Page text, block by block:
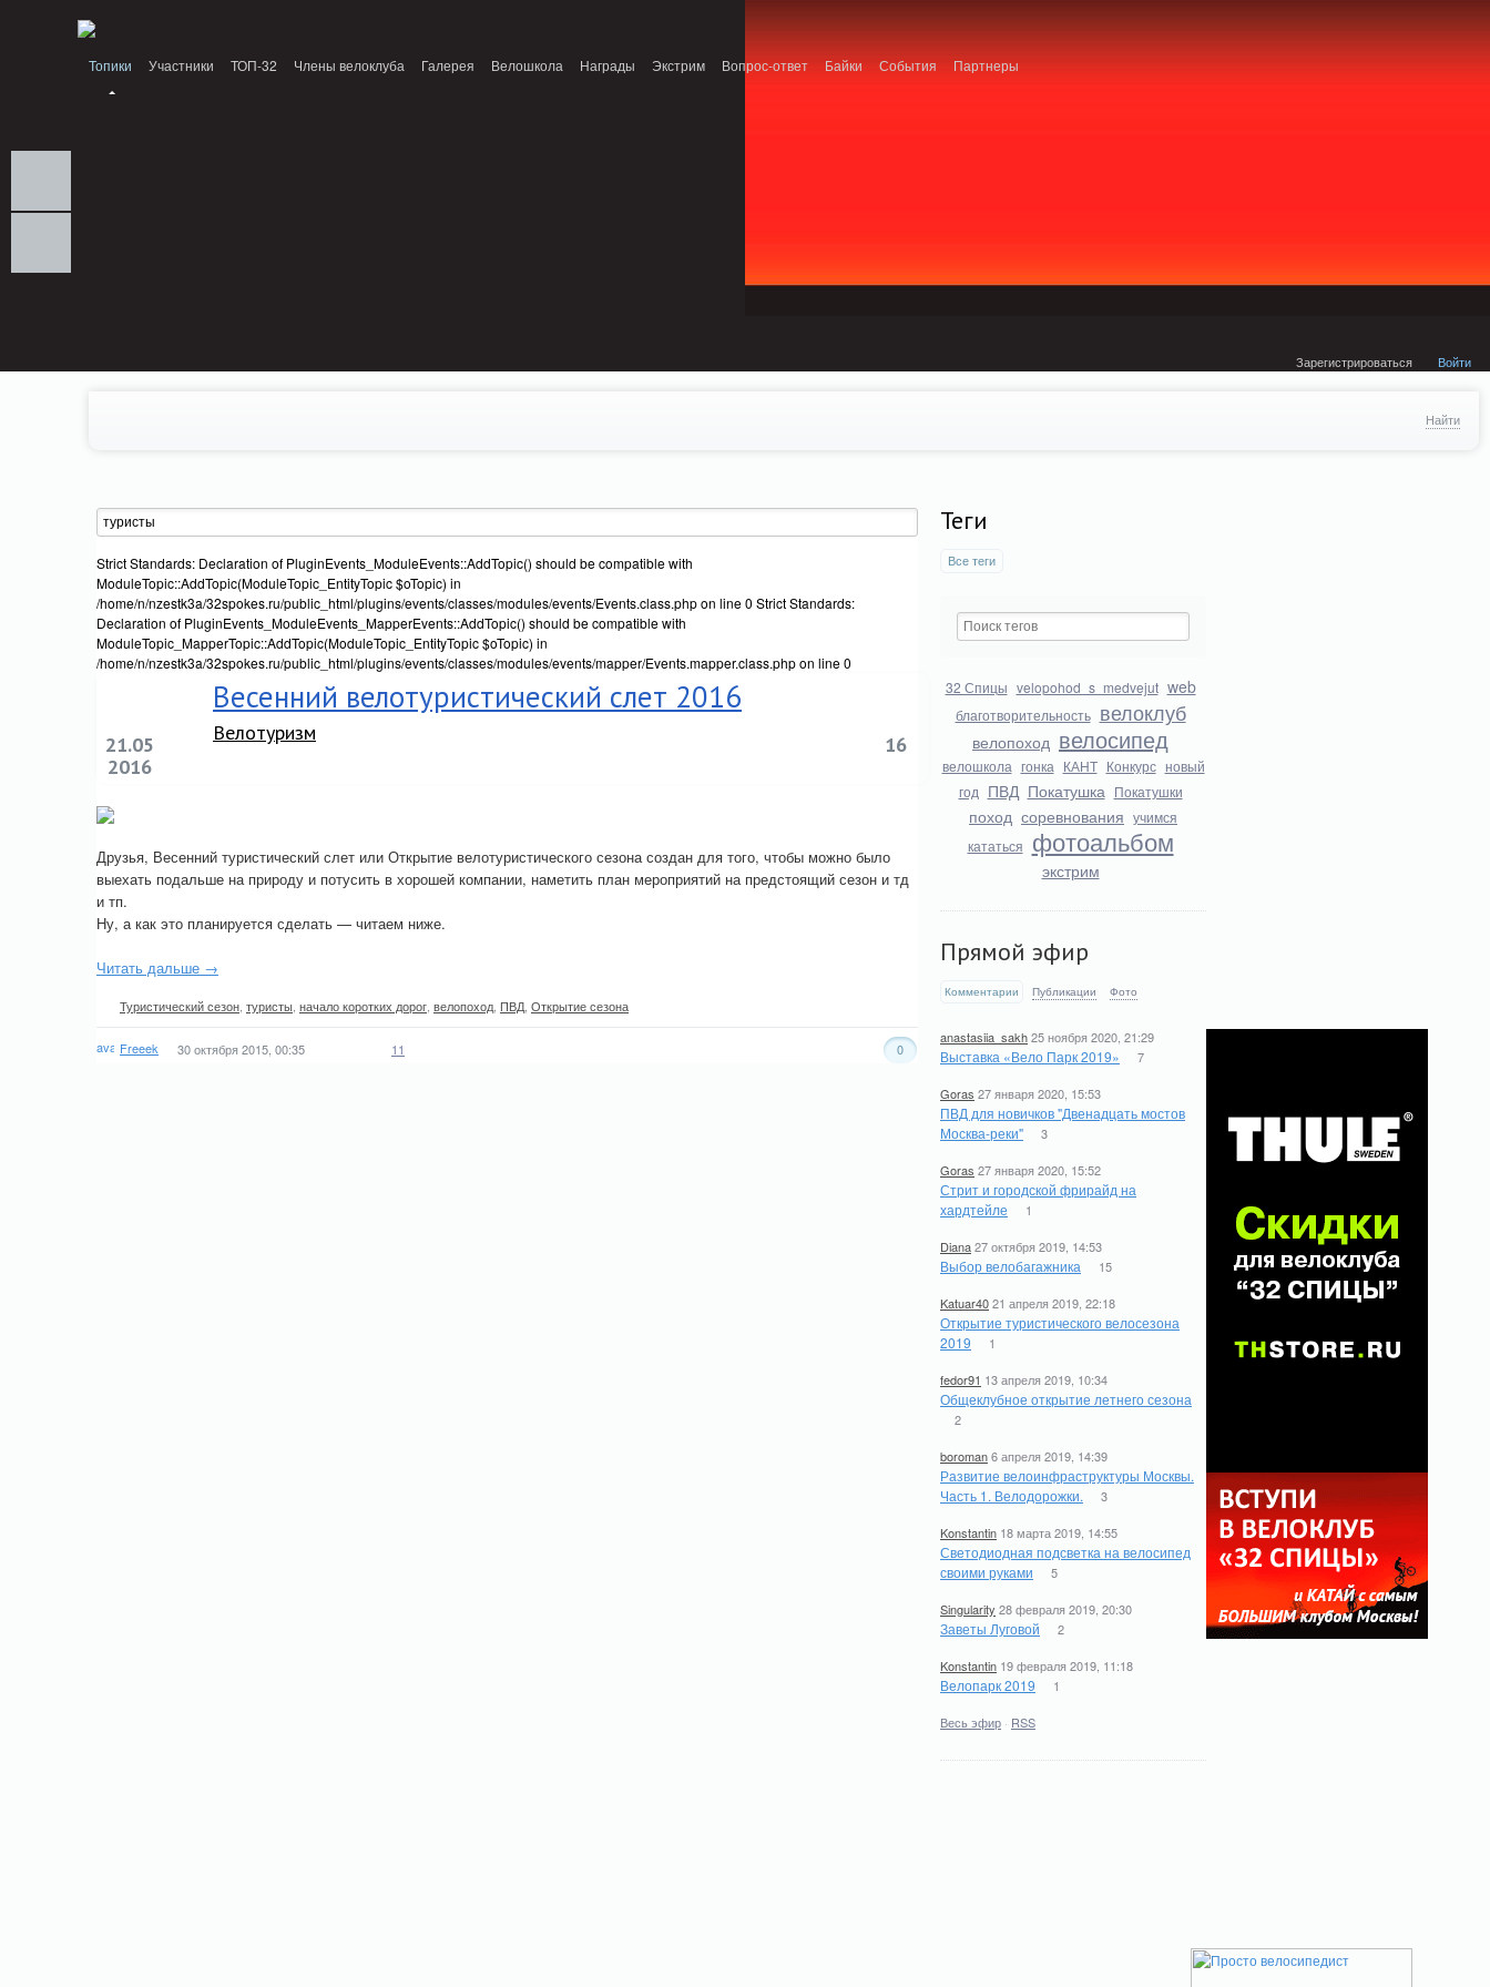
Топики Участники ТОП-32 Члены велоклуба Галерея Велошкола Награды Экстрим Вопрос-ответ Байки События Партнеры
Зарегистрироваться Войти
Найти
Теги
Все теги
32 Спицы velopohod_s_medvejut web
благотворительность велоклуб
велопоход велосипед
велошкола гонка КАНТ Конкурс новый
год ПВД Покатушка Покатушки
поход соревнования учимся
кататься фотоальбом
экстрим
Прямой эфир
Комментарии Публикации Фото
anastasiia_sakh25 ноября 2020, 21:29
Выставка «Вело Парк 2019» 7
Goras 27 января 2020, 15:53
ПВД для новичков "Двенадцать мостов
Москва-реки"
3
Goras 27 января 2020, 15:52
Стрит и городской фрирайд на
хардтейле
1
Diana27 октября 2019, 14:53
Выбор велобагажника 15
Katuar4021 апреля 2019, 22:18
Открытие туристического велосезона
2019
1
fedor91 13 апреля 2019, 10:34
Общеклубное открытие летнего сезона
2
boroman6 апреля 2019, 14:39
Развитие велоинфраструктуры Москвы.
Часть 1. Велодорожки.
3
Konstantin 18 марта 2019, 14:55
Светодиодная подсветка на велосипед
своими руками
5
Singularity 28 февраля 2019, 20:30
Заветы Луговой 2
Konstantin 19 февраля 2019, 11:18
Велопарк 2019 1
Весь эфир · RSS
Strict Standards: Declaration of PluginEvents_ModuleEvents::AddTopic() should be compatible with
ModuleTopic::AddTopic(ModuleTopic_EntityTopic $oTopic) in
/home/n/nzestk3a/32spokes.ru/public_html/plugins/events/classes/modules/events/Events.class.php on line 0 Strict Standards:
Declaration of PluginEvents_ModuleEvents_MapperEvents::AddTopic() should be compatible with
ModuleTopic_MapperTopic::AddTopic(ModuleTopic_EntityTopic $oTopic) in
/home/n/nzestk3a/32spokes.ru/public_html/plugins/events/classes/modules/events/mapper/Events.mapper.class.php on line 0
21.05
2016
Весенний велотуристический слет 2016
Велотуризм 16
Друзья, Весенний туристический слет или Открытие велотуристического сезона создан для того, чтобы можно было
выехать подальше на природу и потусить в хорошей компании, наметить план мероприятий на предстоящий сезон и тд
и тп.
Ну, а как это планируется сделать — читаем ниже.
Читать дальше →
Туристический сезон туристы начало коротких дорог велопоход ПВД Открытие сезона
Freeek 30 октября 2015, 00:35 11 0